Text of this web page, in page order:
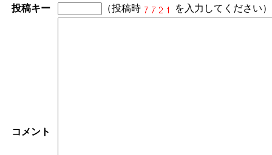
投稿キー
（投稿時 を入力してください）
コメント